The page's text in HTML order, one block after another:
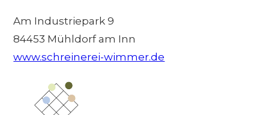
Am Industriepark 9
84453 Mühldorf am Inn
www.schreinerei-wimmer.de